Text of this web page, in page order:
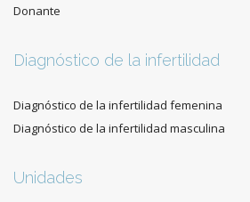
Donante
Diagnóstico de la infertilidad
Diagnóstico de la infertilidad femenina
Diagnóstico de la infertilidad masculina
Unidades